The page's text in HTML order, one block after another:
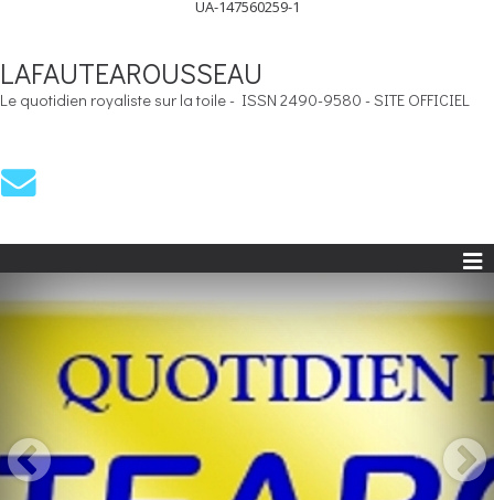
UA-147560259-1
LAFAUTEAROUSSEAU
Le quotidien royaliste sur la toile - ISSN 2490-9580 - SITE OFFICIEL